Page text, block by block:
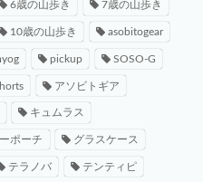
6歳の山歩き 7歳の山歩き
10歳の山歩き asobitogear
pickup SOSO-G
アソビトギア
キュムラス
ポーチ グラスケース
テラノバ テンティピ